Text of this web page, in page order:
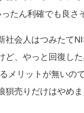
たん利確でも良さ
社会人はつみたて
ど、やっと回復した
メリットが無いの
狽売りだけはやめま